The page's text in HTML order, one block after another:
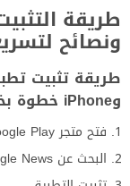
طريقة
ونصائح
وiPhone خطوة بخطوة
فتح متجر Google Play أو App Store.
البحث عن Google News.